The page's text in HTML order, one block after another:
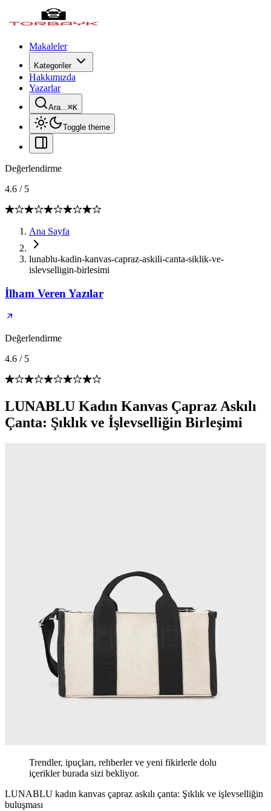
Makaleler
Kategoriler
Hakkımızda
Yazarlar
Ara...⌘K
Toggle theme
Değerlendirme
4.6 / 5
Ana Sayfa
lunablu-kadin-kanvas-capraz-askili-canta-siklik-ve-
islevselligin-birlesimi
İlham Veren Yazılar
Değerlendirme
4.6 / 5
LUNABLU Kadın Kanvas Çapraz Askılı
Çanta: Şıklık ve İşlevselliğin Birleşimi
Trendler, ipuçları, rehberler ve yeni fikirlerle dolu
içerikler burada sizi bekliyor.
LUNABLU kadın kanvas çapraz askılı çanta: Şıklık ve işlevselliğin
buluşması